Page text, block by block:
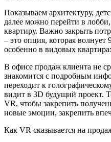
Показываем архитектуру,
далее можно перейти в
квартиру. Важно закрыть
– это опция, которая волнует
особенно в видовых
В офисе продаж клиента не
знакомится с подробным
переходит к
видит в 3D будущий проект.
VR, чтобы закрепить
новые эмоции, закрепить
Как VR сказывается на